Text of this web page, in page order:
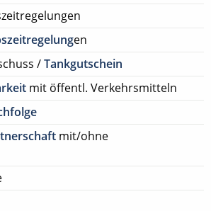
en
/Tankgutschein
mit öffentl. Verkehrsmitteln
mit/ohne